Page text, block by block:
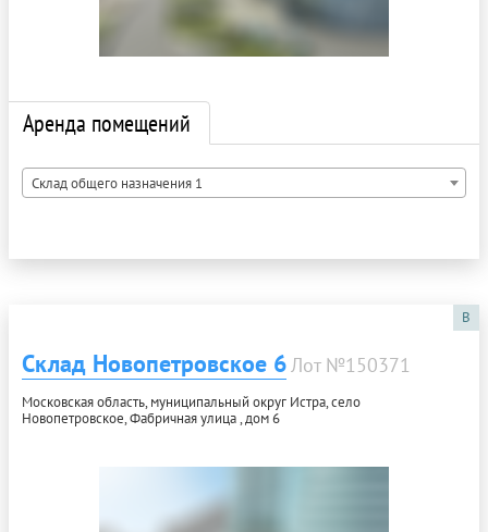
Аренда помещений
Склад общего назначения 1
B
Склад Новопетровское 6Лот №150371
Московская область, муниципальный округ Истра, село
Новопетровское, Фабричная улица , дом 6